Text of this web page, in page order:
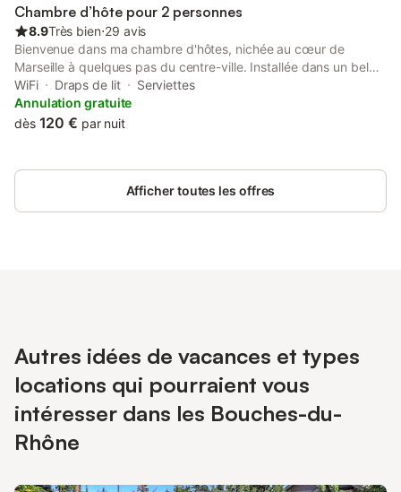
l'italienne sauf pour la chambre Cucuron qui dispose
Chambre d’hôte pour 2 personnes
8.9Très bien⋅29 avis
Bienvenue dans ma chambre d'hôtes, nichée au cœur de
Marseille à quelques pas du centre-ville. Installée dans un bel
immeuble Art Déco, l'appartement vous invite à découvrir
l'élégance architecturale de ces demeures d'exception, avec
leurs volumes généreux et leurs détails soignés. La chambre
séparées de la salle de bain, une particularité architecturale
propre à ces bâtiments de caractère. Un petit-déjeuner est
inclus dans votre séjour pour bien commencer la journée.
WiFi Draps de lit
Serviettes
Annulation gratuite
dès 120 € par nuit
Afficher toutes les offres
Autres idées de vacances et types
locations qui pourraient vous
intéresser dans les Bouches-du-
Rhône